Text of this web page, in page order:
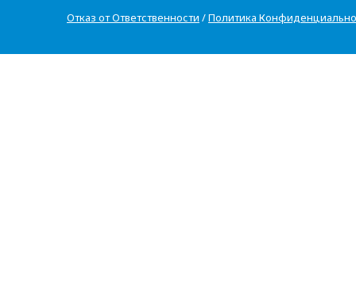
Отказ от Ответственности /Политика